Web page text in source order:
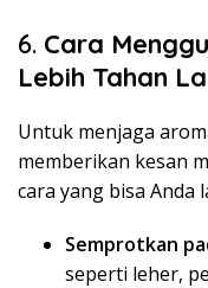
6. Cara
Lebih Tahan
Untuk menjaga
memberikan kesan
cara yang bisa Anda
Semprotkan
seperti leher,